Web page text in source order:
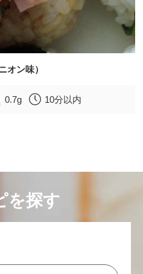
オン味）
0.7g 10分以内
を探す